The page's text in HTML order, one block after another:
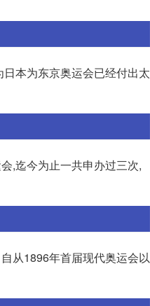
本为东京奥运会已经付出太
,迄今为止一共申办过三次,
从1896年首届现代奥运会以